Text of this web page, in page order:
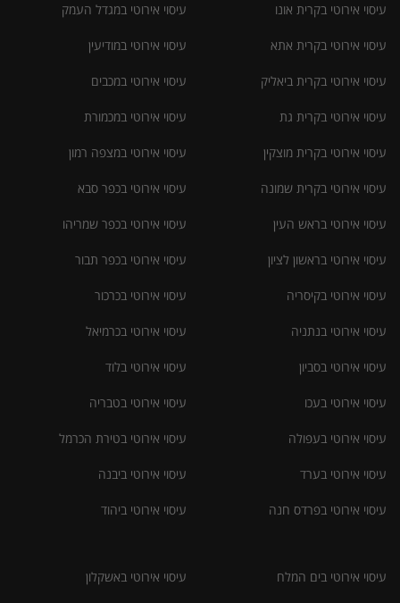
עיסוי אירוטי בקרית אונו
עיסוי אירוטי בקרית אתא
עיסוי אירוטי בקרית ביאליק
עיסוי אירוטי בקרית גת
עיסוי אירוטי בקרית מוצקין
עיסוי אירוטי בקרית שמונה
עיסוי אירוטי בראש העין
עיסוי אירוטי בראשון לציון
עיסוי אירוטי בקיסריה
עיסוי אירוטי בנתניה
עיסוי אירוטי בסביון
עיסוי אירוטי בעכו
עיסוי אירוטי בעפולה
עיסוי אירוטי בערד
עיסוי אירוטי בפרדס חנה
עיסוי אירוטי במגדל העמק
עיסוי אירוטי במודיעין
עיסוי אירוטי במכבים
עיסוי אירוטי במכמורת
עיסוי אירוטי במצפה רמון
עיסוי אירוטי בכפר סבא
עיסוי אירוטי בכפר שמריהו
עיסוי אירוטי בכפר תבור
עיסוי אירוטי בכרכור
עיסוי אירוטי בכרמיאל
עיסוי אירוטי בלוד
עיסוי אירוטי בטבריה
עיסוי אירוטי בטירת הכרמל
עיסוי אירוטי ביבנה
עיסוי אירוטי ביהוד
עיסוי אירוטי בים המלח עיסוי אירוטי באשקלון